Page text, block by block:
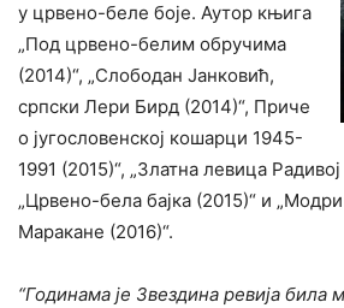
у црвено-беле боје. Аутор књига
„Под црвено-белим обручима
(2014)“, „Слободан Јанковић,
српски Лери Бирд (2014)“, Приче
о југословенској кошарци 1945-
1991 (2015)“, „Златна левица
„Црвено-бела бајка (2015)“ и
Маракане (2016)“.
“Годинама је Звездина ревија била